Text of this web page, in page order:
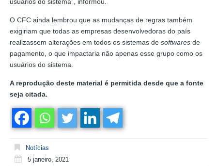
O CFC ainda lembrou que as mudanças de regras também
exigiriam que todas as empresas desenvolvedoras do país
realizassem alterações em todos os sistemas de softwares de
pagamento, o que impactaria não apenas esse grupo como os
usuários do sistema.
A reprodução deste material é permitida desde que a fonte
seja citada.
Notícias
5 janeiro, 2021